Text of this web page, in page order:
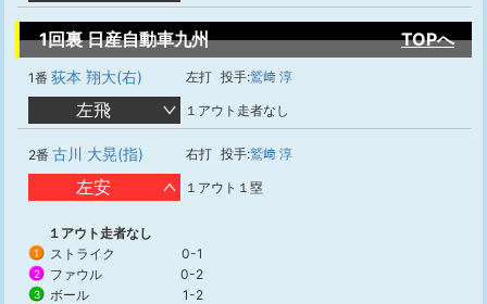
1回裏 日産自動車九州 TOPへ
1番 荻本 翔大(右) 左打 投手:鷲﨑 淳
左飛 １アウト走者なし
2番 古川 大晃(指) 右打 投手:鷲﨑 淳
左安 １アウト１塁
１アウト走者なし
1 ストライク 0-1
2 ファウル 0-2
3 ボール 1-2